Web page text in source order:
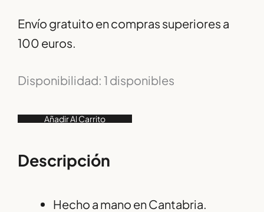
Envío gratuito en compras superiores a
100 euros.
Disponibilidad: 1 disponibles
Añadir Al Carrito
Descripción
Hecho a mano en Cantabria.